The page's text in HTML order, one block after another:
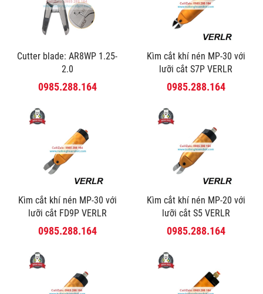
Cutter blade: AR8WP 1.25-
2.0
0985.288.164
Kìm cắt khí nén MP-30 với
lưỡi cắt S7P VERLR
0985.288.164
Kìm cắt khí nén MP-30 với
lưỡi cắt FD9P VERLR
0985.288.164
Kìm cắt khí nén MP-20 với
lưỡi cắt S5 VERLR
0985.288.164